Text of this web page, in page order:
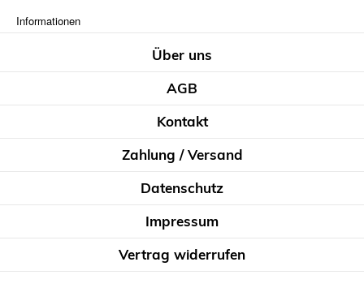
Informationen
Über uns
AGB
Kontakt
Zahlung / Versand
Datenschutz
Impressum
Vertrag widerrufen